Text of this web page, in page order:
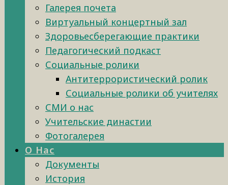
Галерея почета
Виртуальный концертный зал
Здоровьесберегающие практики
Педагогический подкаст
Социальные ролики
Антитеррористический ролик
Социальные ролики об учителях
СМИ о нас
Учительские династии
Фотогалерея
О Нас
Документы
История